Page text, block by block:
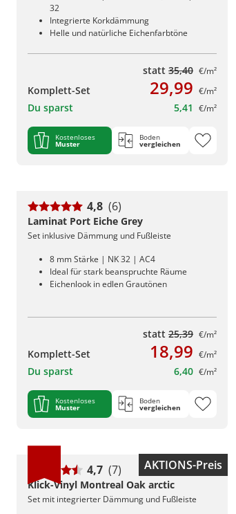
32
Integrierte Korkdämmung
Helle und natürliche Eichenfarbtöne
statt 35,40 €/m²
Komplett-Set 29,99 €/m²
Du sparst 5,41 €/m²
Kostenloses
Muster
Boden
vergleichen
4,8 (6)
Laminat Port Eiche Grey
Set inklusive Dämmung und Fußleiste
8 mm Stärke | NK 32 | AC4
Ideal für stark beanspruchte Räume
Eichenlook in edlen Grautönen
statt 25,39 €/m²
Komplett-Set 18,99 €/m²
Du sparst 6,40 €/m²
Kostenloses
Muster
Boden
vergleichen
AKTIONS-Preis
4,7 (7)
Klick-Vinyl Montreal Oak arctic
Set mit integrierter Dämmung und Fußleiste